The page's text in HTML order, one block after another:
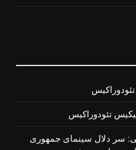
تئودوراكیس
سر دلال سینمای جمهوری